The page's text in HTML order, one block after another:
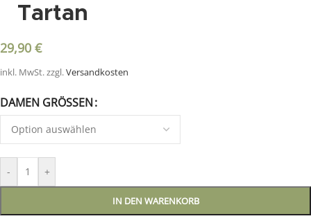
Tartan
29,90 €
inkl. MwSt.zzgl.Versandkosten
DAMEN GRÖSSEN
- +
IN DEN WARENKORB